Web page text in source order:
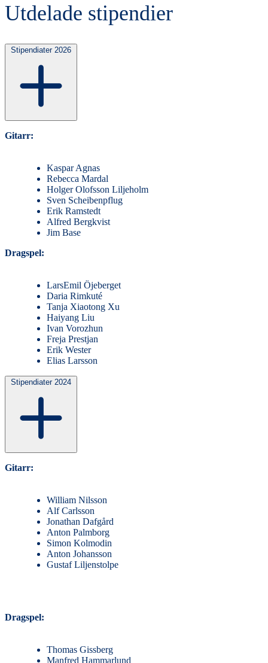
Utdelade stipendier
Stipendiater 2026
Gitarr:
Kaspar Agnas
Rebecca Mardal
Holger Olofsson Liljeholm
Sven Scheibenpflug
Erik Ramstedt
Alfred Bergkvist
Jim Base
Dragspel:
LarsEmil Öjeberget
Daria Rimkuté
Tanja Xiaotong Xu
Haiyang Liu
Ivan Vorozhun
Freja Prestjan
Erik Wester
Elias Larsson
Stipendiater 2024
Gitarr:
William Nilsson
Alf Carlsson
Jonathan Dafgård
Anton Palmborg
Simon Kolmodin
Anton Johansson
Gustaf Liljenstolpe
Dragspel:
Thomas Gissberg
Manfred Hammarlund